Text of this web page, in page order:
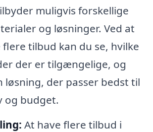
muligvis forskellige
og løsninger. Ved at
tilbud kan du se, hvilke
der er tilgængelige, og
løsning, der passer bedst til
og budget.
At have flere tilbud i